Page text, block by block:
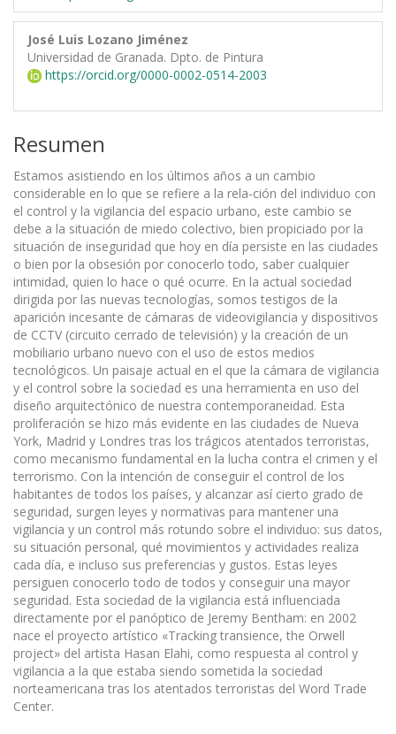
José Luis Lozano Jiménez
Universidad de Granada. Dpto. de Pintura
https://orcid.org/0000-0002-0514-2003
Resumen
Estamos asistiendo en los últimos años a un cambio
considerable en lo que se refiere a la rela-ción del individuo con
el control y la vigilancia del espacio urbano, este cambio se
debe a la situación de miedo colectivo, bien propiciado por la
situación de inseguridad que hoy en día persiste en las ciudades
o bien por la obsesión por conocerlo todo, saber cualquier
intimidad, quien lo hace o qué ocurre. En la actual sociedad
dirigida por las nuevas tecnologías, somos testigos de la
aparición incesante de cámaras de videovigilancia y dispositivos
de CCTV (circuito cerrado de televisión) y la creación de un
mobiliario urbano nuevo con el uso de estos medios
tecnológicos. Un paisaje actual en el que la cámara de vigilancia
y el control sobre la sociedad es una herramienta en uso del
diseño arquitectónico de nuestra contemporaneidad. Esta
proliferación se hizo más evidente en las ciudades de Nueva
York, Madrid y Londres tras los trágicos atentados terroristas,
como mecanismo fundamental en la lucha contra el crimen y el
terrorismo. Con la intención de conseguir el control de los
habitantes de todos los países, y alcanzar así cierto grado de
seguridad, surgen leyes y normativas para mantener una
vigilancia y un control más rotundo sobre el individuo: sus datos,
su situación personal, qué movimientos y actividades realiza
cada día, e incluso sus preferencias y gustos. Estas leyes
persiguen conocerlo todo de todos y conseguir una mayor
seguridad. Esta sociedad de la vigilancia está influenciada
directamente por el panóptico de Jeremy Bentham: en 2002
nace el proyecto artístico «Tracking transience, the Orwell
project» del artista Hasan Elahi, como respuesta al control y
vigilancia a la que estaba siendo sometida la sociedad
norteamericana tras los atentados terroristas del Word Trade
Center.